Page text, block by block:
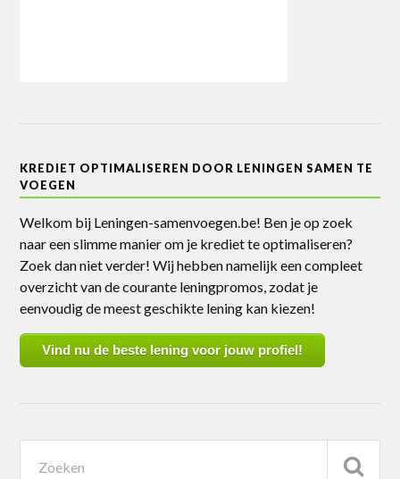
KREDIET OPTIMALISEREN DOOR LENINGEN SAMEN TE
VOEGEN
Welkom bij Leningen-samenvoegen.be! Ben je op zoek
naar een slimme manier om je krediet te optimaliseren?
Zoek dan niet verder! Wij hebben namelijk een compleet
overzicht van de courante leningpromos, zodat je
eenvoudig de meest geschikte lening kan kiezen!
Vind nu de beste lening voor jouw profiel!